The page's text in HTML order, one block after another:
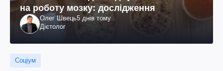
на роботу мозку: дослідження
Олег Швець5 днів тому
Дієтолог
Соціум